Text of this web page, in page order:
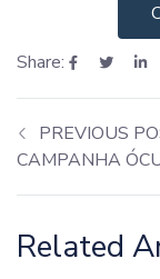
Share:
PREVIOUS
Related